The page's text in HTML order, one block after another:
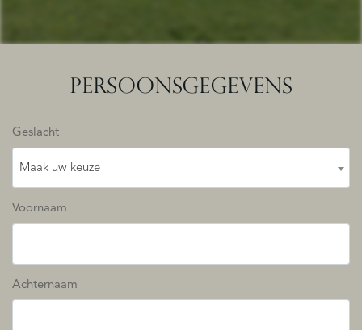
PERSOONSGEGEVENS
Geslacht
Maak uw keuze
Voornaam
Achternaam